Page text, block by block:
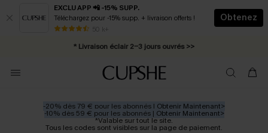
EXCLU APP 📲 -15% SUPP.
Téléchargez pour -15% supp. + livraison offerts !
50 k+
Obtenez
* Livraison éclair 2-3 jours ouvrés >>
Abonnement E-mail : -25% dès 4 achetés >>
-20% dès 79 € pour les abonnés | Obtenir Maintenant>
-10% dès 59 € pour les abonnés | Obtenir Maintenant>
*Valable sur tout le site.
Tous les codes sont visibles sur la page de paiement.